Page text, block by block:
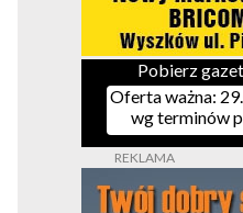
Pobierz
Oferta ważna:
wg terminów